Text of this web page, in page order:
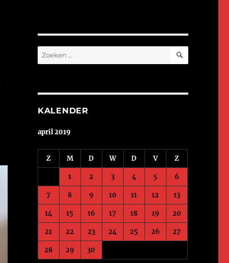
Zoeken
naar:
ZOEKEN
KALENDER
april 2019
Z M D W D V Z
1 2 3 4 5 6
7 8 9 10 11 12 13
14 15 16 17 18 19 20
21 22 23 24 25 26 27
28 29 30